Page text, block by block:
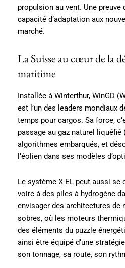
propulsion au vent. Une
capacité d’adaptation aux
marché.
La Suisse au cœur de la
maritime
Installée à Winterthur, WinGD
est l’un des leaders mondiaux
temps pour cargos. Sa force,
passage au gaz naturel liquéfié
algorithmes embarqués, et
l’éolien dans ses modèles
Le système X-EL peut aussi se
voire à des piles à hydrogène
envisager des architectures de
sobres, où les moteurs
des éléments du puzzle
ainsi être équipé d’une
son tonnage, sa route, son